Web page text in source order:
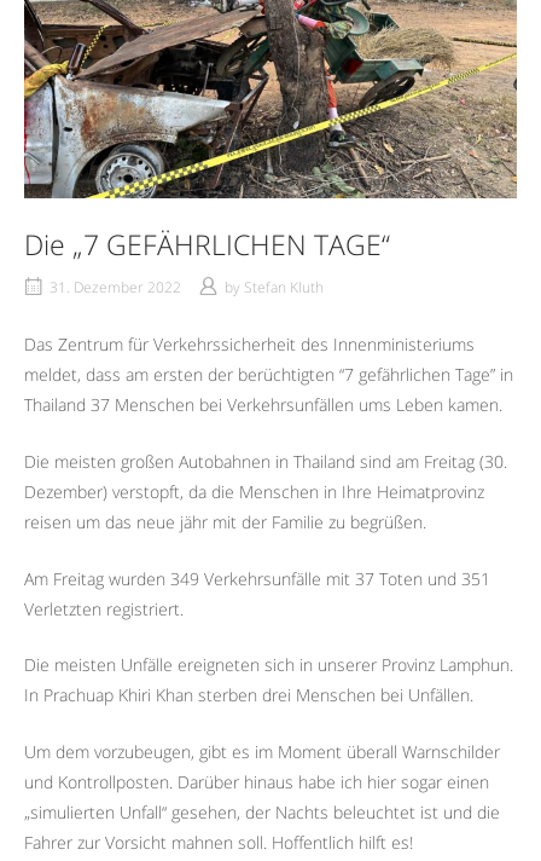
Die „7 GEFÄHRLICHEN TAGE“
31. Dezember 2022 by Stefan Kluth
Das Zen­trum für Verkehrssicher­heit des Innen­min­is­teri­ums
meldet, dass am ersten der berüchtigten “7 gefährlichen Tage” in
Thai­land 37 Men­schen bei Verkehrsun­fällen ums Leben kamen.
Die meis­ten großen Auto­bah­nen in Thai­land sind am Fre­itag (30.
Dezem­ber) ver­stopft, da die Menschen in Ihre Heimatprovinz
reisen um das neue jähr mit der Familie zu begrüßen.
Am Fre­itag wurden 349 Verkehrsun­fälle mit 37 Toten und 351
Ver­let­zten registriert.
Die meis­ten Unfälle ereigneten sich in unserer Prov­inz Lam­phun.
In Pra­chuap Khiri Khan sterben drei Menschen bei Unfällen.
Um dem vorzubeugen, gibt es im Moment überall Warnschilder
und Kontrollposten. Darüber hinaus habe ich hier sogar einen
„simulierten Unfall“ gesehen, der Nachts beleuchtet ist und die
Fahrer zur Vorsicht mahnen soll. Hoffentlich hilft es!